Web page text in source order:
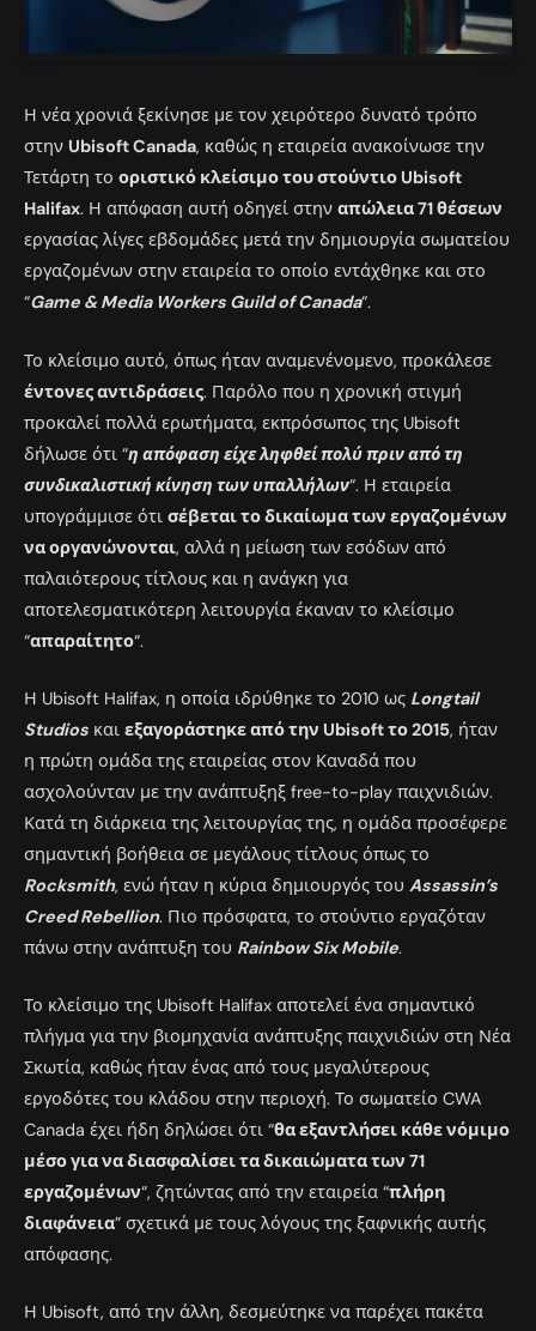
Η νέα χρονιά ξεκίνησε με τον χειρότερο δυνατό τρόπο
στην Ubisoft Canada, καθώς η εταιρεία ανακοίνωσε την
Τετάρτη το οριστικό κλείσιμο του στούντιο Ubisoft
Halifax. Η απόφαση αυτή οδηγεί στην απώλεια 71 θέσεων
εργασίας λίγες εβδομάδες μετά την δημιουργία σωματείου
εργαζομένων στην εταιρεία το οποίο εντάχθηκε και στο
“Game & Media Workers Guild of Canada“.
Το κλείσιμο αυτό, όπως ήταν αναμενένομενο, προκάλεσε
έντονες αντιδράσεις. Παρόλο που η χρονική στιγμή
προκαλεί πολλά ερωτήματα, εκπρόσωπος της Ubisoft
δήλωσε ότι “η απόφαση είχε ληφθεί πολύ πριν από τη
συνδικαλιστική κίνηση των υπαλλήλων“. Η εταιρεία
υπογράμμισε ότι σέβεται το δικαίωμα των εργαζομένων
να οργανώνονται, αλλά η μείωση των εσόδων από
παλαιότερους τίτλους και η ανάγκη για
αποτελεσματικότερη λειτουργία έκαναν το κλείσιμο
“απαραίτητο“.
Η Ubisoft Halifax, η οποία ιδρύθηκε το 2010 ως Longtail
Studios και εξαγοράστηκε από την Ubisoft το 2015, ήταν
η πρώτη ομάδα της εταιρείας στον Καναδά που
ασχολούνταν με την ανάπτυξηξ free-to-play παιχνιδιών.
Κατά τη διάρκεια της λειτουργίας της, η ομάδα προσέφερε
σημαντική βοήθεια σε μεγάλους τίτλους όπως το
Rocksmith, ενώ ήταν η κύρια δημιουργός του Assassin’s
Creed Rebellion. Πιο πρόσφατα, το στούντιο εργαζόταν
πάνω στην ανάπτυξη του Rainbow Six Mobile.
Το κλείσιμο της Ubisoft Halifax αποτελεί ένα σημαντικό
πλήγμα για την βιομηχανία ανάπτυξης παιχνιδιών στη Νέα
Σκωτία, καθώς ήταν ένας από τους μεγαλύτερους
εργοδότες του κλάδου στην περιοχή. Το σωματείο CWA
Canada έχει ήδη δηλώσει ότι “θα εξαντλήσει κάθε νόμιμο
μέσο για να διασφαλίσει τα δικαιώματα των 71
εργαζομένων“, ζητώντας από την εταιρεία “πλήρη
διαφάνεια” σχετικά με τους λόγους της ξαφνικής αυτής
απόφασης.
Η Ubisoft, από την άλλη, δεσμεύτηκε να παρέχει πακέτα